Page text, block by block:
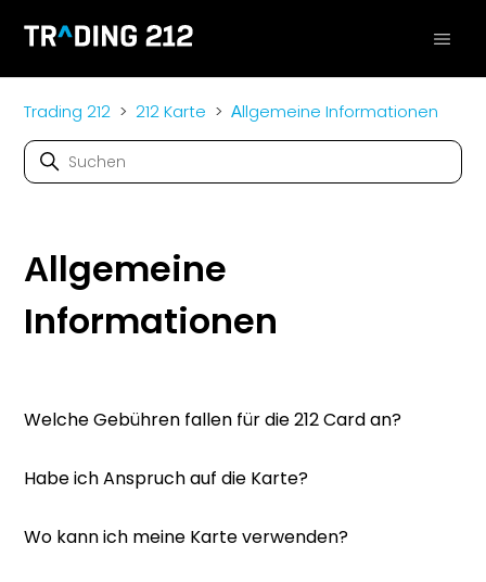
Trading 212 212 Karte Аllgemeine Informationen
Аllgemeine
Informationen
Welche Gebühren fallen für die 212 Card an?
Habe ich Anspruch auf die Karte?
Wo kann ich meine Karte verwenden?